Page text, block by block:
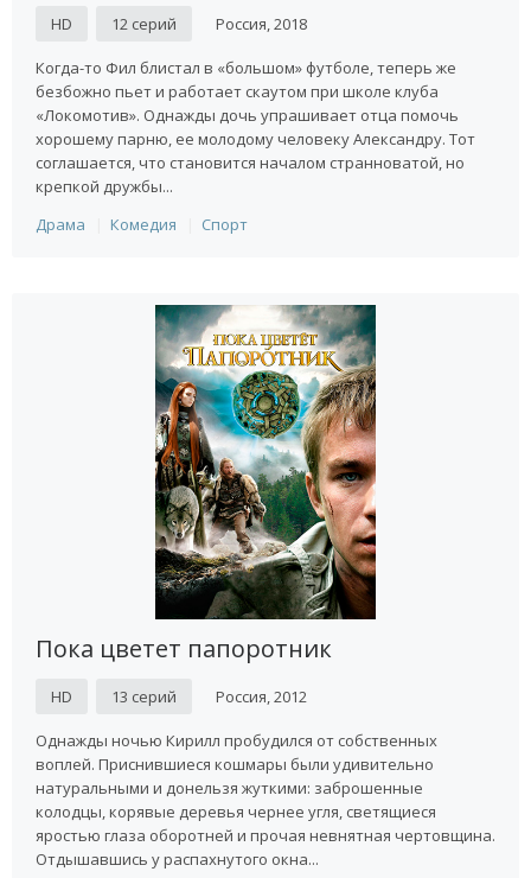
HD 12 серий Россия, 2018
Когда-то Фил блистал в «большом» футболе, теперь же
безбожно пьет и работает скаутом при школе клуба
«Локомотив». Однажды дочь упрашивает отца помочь
хорошему парню, ее молодому человеку Александру. Тот
соглашается, что становится началом странноватой, но
крепкой дружбы...
Драма
Комедия Спорт
Пока цветет папоротник
HD 13 серий Россия, 2012
Однажды ночью Кирилл пробудился от собственных
воплей. Приснившиеся кошмары были удивительно
натуральными и донельзя жуткими: заброшенные
колодцы, корявые деревья чернее угля, светящиеся
яростью глаза оборотней и прочая невнятная чертовщина.
Отдышавшись у распахнутого окна...